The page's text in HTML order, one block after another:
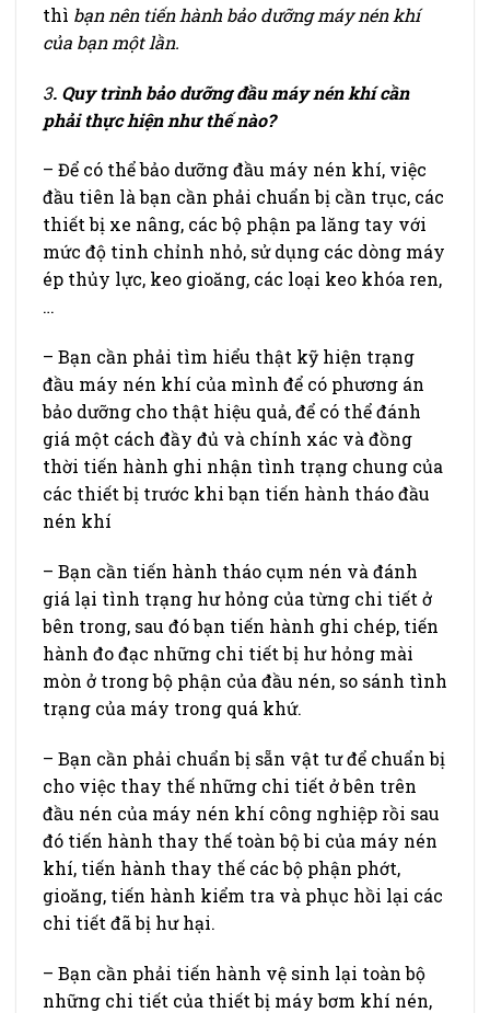
thì bạn nên tiến hành bảo dưỡng máy nén khí
của bạn một lần.
3. Quy trình bảo dưỡng đầu máy nén khí cần
phải thực hiện như thế nào?
– Để có thể bảo dưỡng đầu máy nén khí, việc
đầu tiên là bạn cần phải chuẩn bị cần trục, các
thiết bị xe nâng, các bộ phận pa lăng tay với
mức độ tinh chỉnh nhỏ, sử dụng các dòng máy
ép thủy lực, keo gioăng, các loại keo khóa ren,
…
– Bạn cần phải tìm hiểu thật kỹ hiện trạng
đầu máy nén khí của mình để có phương án
bảo dưỡng cho thật hiệu quả, để có thể đánh
giá một cách đầy đủ và chính xác và đồng
thời tiến hành ghi nhận tình trạng chung của
các thiết bị trước khi bạn tiến hành tháo đầu
nén khí
– Bạn cần tiến hành tháo cụm nén và đánh
giá lại tình trạng hư hỏng của từng chi tiết ở
bên trong, sau đó bạn tiến hành ghi chép, tiến
hành đo đạc những chi tiết bị hư hỏng mài
mòn ở trong bộ phận của đầu nén, so sánh tình
trạng của máy trong quá khứ.
– Bạn cần phải chuẩn bị sẵn vật tư để chuẩn bị
cho việc thay thế những chi tiết ở bên trên
đầu nén của máy nén khí công nghiệp rồi sau
đó tiến hành thay thế toàn bộ bi của máy nén
khí, tiến hành thay thế các bộ phận phớt,
gioăng, tiến hành kiểm tra và phục hồi lại các
chi tiết đã bị hư hại.
– Bạn cần phải tiến hành vệ sinh lại toàn bộ
những chi tiết của thiết bị máy bơm khí nén,